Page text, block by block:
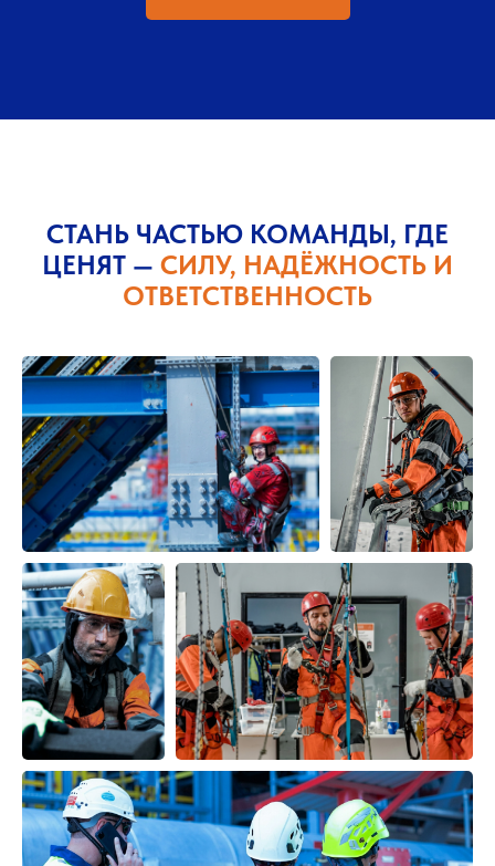
СТАНЬ ЧАСТЬЮ КОМАНДЫ, ГДЕ
ЦЕНЯТ — СИЛУ, НАДЁЖНОСТЬ И
ОТВЕТСТВЕННОСТЬ